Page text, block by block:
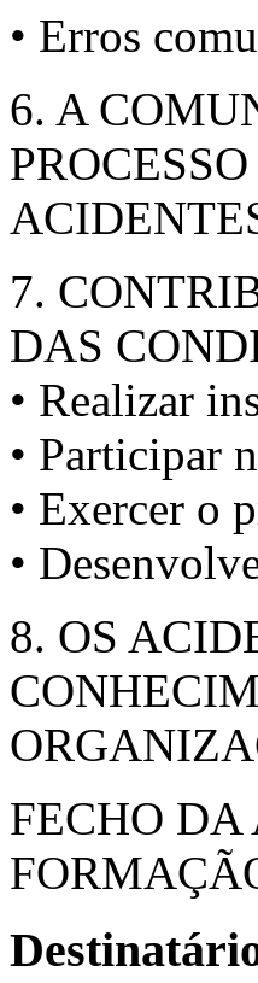
• Erros
6. A
7.
DAS
• Realizar
• Participar
• Exercer o
•
8. OS
FECHO